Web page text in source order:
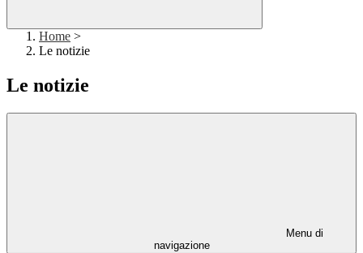
Home >
Le notizie
Le notizie
Menu di
navigazione